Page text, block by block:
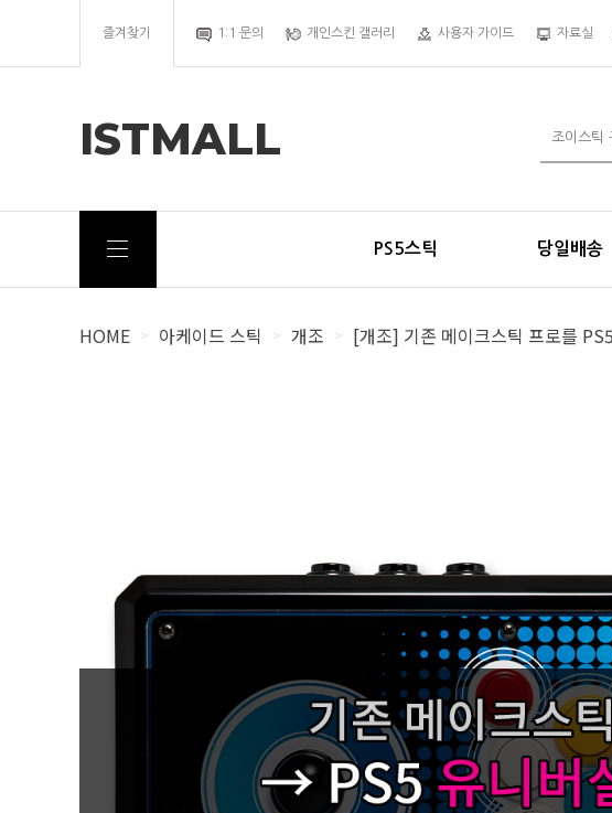
즐겨찾기 1:1 문의 개인스킨 갤러리 사용자 가이드 자료실
ISTMALL
PS5스틱 당일배송
HOME > 아케이드 스틱 > 개조 > [개조] 기존 메이크스틱 프로를